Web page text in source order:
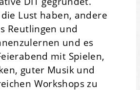
Lust haben, andere
Reutlingen und
und es
mit Spielen,
guter Musik und
Workshops zu